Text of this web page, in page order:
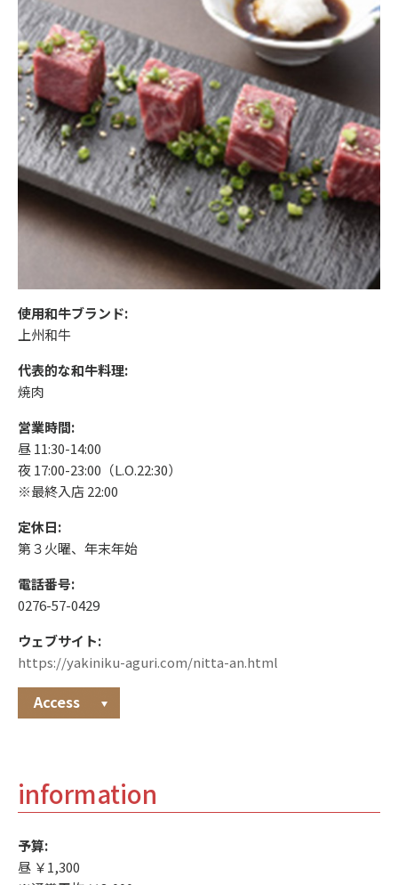
使用和牛ブランド:
上州和牛
代表的な和牛料理:
焼肉
営業時間:
昼 11:30-14:00
夜 17:00-23:00（L.O.22:30）
※最終入店 22:00
定休日:
第３火曜、年末年始
電話番号:
0276-57-0429
ウェブサイト:
https://yakiniku-aguri.com/nitta-an.html
Access
information
予算:
昼 ￥1,300